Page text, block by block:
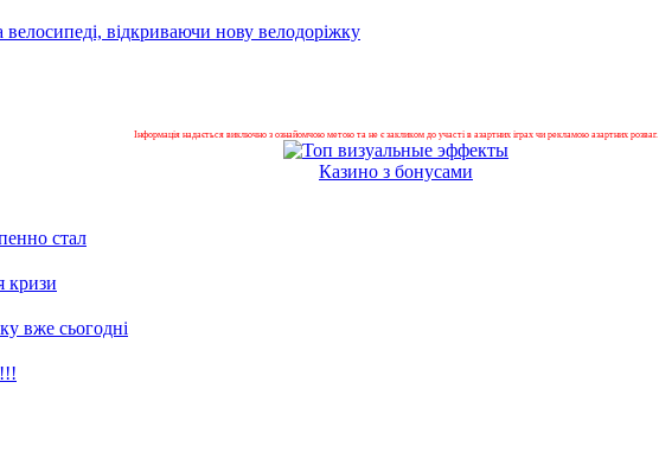
велосипеді, відкриваючи нову велодоріжку
Інформація надається виключно з ознайомчою метою та не є закликом до участі в азартних іграх чи рекламою азартних розваг.
Казино з бонусами
стал
кризи
вже сьогодні